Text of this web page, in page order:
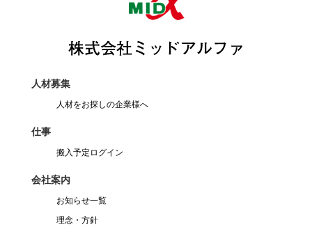
人材募集
人材をお探しの企業様へ
仕事
搬入予定ログイン
会社案内
お知らせ一覧
理念・方針